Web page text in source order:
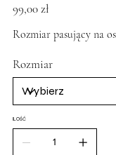
99,00 zł
Rozmiar pasujący na
Rozmiar
ILOŚĆ